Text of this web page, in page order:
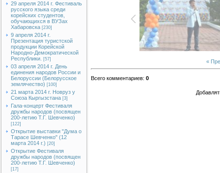
29 апреля 2014 г. Фестиваль
русского языка среди
корейских студентов,
обучающихся в ВУЗах
Хабаровска [230]
9 апреля 2014 г.
Презентация туристской
продукции Корейской
Народно-Демократической
Республики.
[57]
03 апреля 2014 г. День
единения народов России и
Белоруссии (Белорусское
землячество) [100]
21 марта 2014 г. Новруз у
Союза Кыргызстана [3]
Гала-концерт Фестиваля
дружбы народов (посвящен
200-летию Т.Г. Шевченко)
[122]
Открытие выставки "Дума о
Тарасе Шевченко" (12
марта 2014 г.) [20]
Открытие Фестиваля
дружбы народов (посвящен
200-летию Т.Г. Шевченко)
[17]
«
Всего комментариев: 0